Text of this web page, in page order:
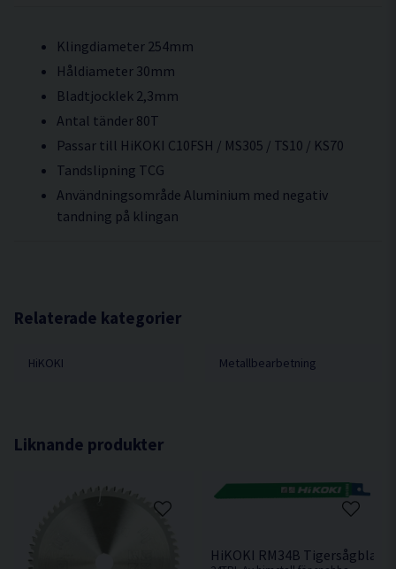
Klingdiameter 254mm
Håldiameter 30mm
Bladtjocklek 2,3mm
Antal tänder 80T
Passar till HiKOKI C10FSH / MS305 / TS10 / KS70
Tandslipning TCG
Användningsområde Aluminium med negativ
tandning på klingan
Relaterade kategorier
HiKOKI Metallbearbetning
Liknande produkter
HiKOKI RM34B Tigersågblad